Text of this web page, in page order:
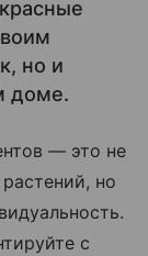
но и
доме.
— это не
но
с